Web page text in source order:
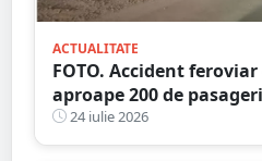
ACTUALITATE
FOTO. Accident
aproape 200 de
autocisternă, care a luat
24 iulie 2026